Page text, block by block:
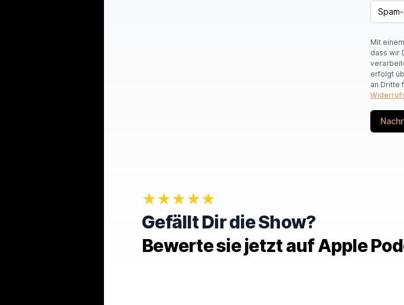
SPAM
Mit
dass wir
erfolgt
an Dritte
★★★★★
Gefällt Dir die Show?
Bewerte sie jetzt auf Apple